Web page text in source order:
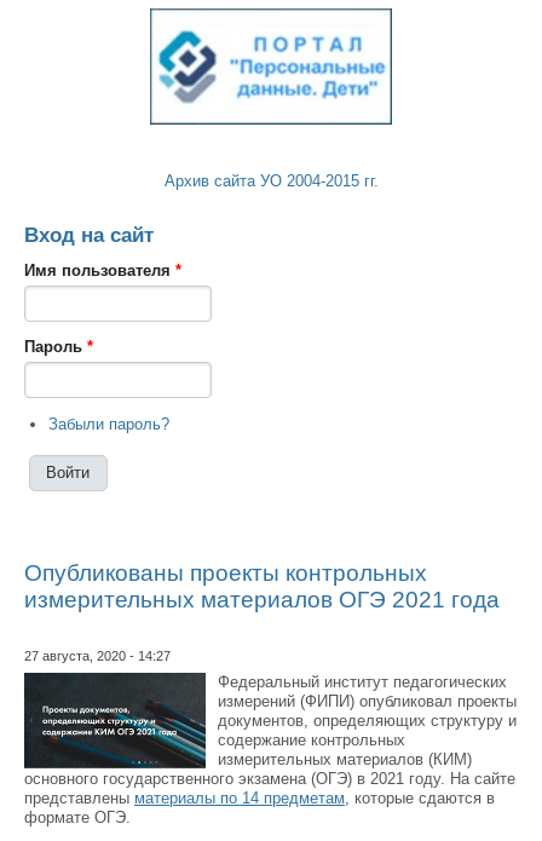
Архив сайта УО 2004-2015 гг.
Вход на сайт
Имя пользователя *
Пароль *
Забыли пароль?
Опубликованы проекты контрольных
измерительных материалов ОГЭ 2021 года
27 августа, 2020 - 14:27
Федеральный институт педагогических
измерений (ФИПИ) опубликовал проекты
документов, определяющих структуру и
содержание контрольных
измерительных материалов (КИМ)
основного государственного экзамена (ОГЭ) в 2021 году. На сайте
представлены материалы по 14 предметам, которые сдаются в
формате ОГЭ.